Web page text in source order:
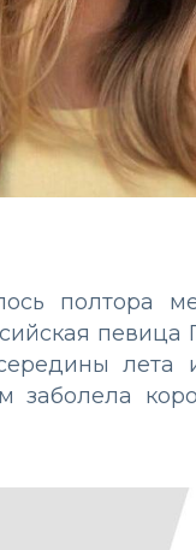
полтора
певица